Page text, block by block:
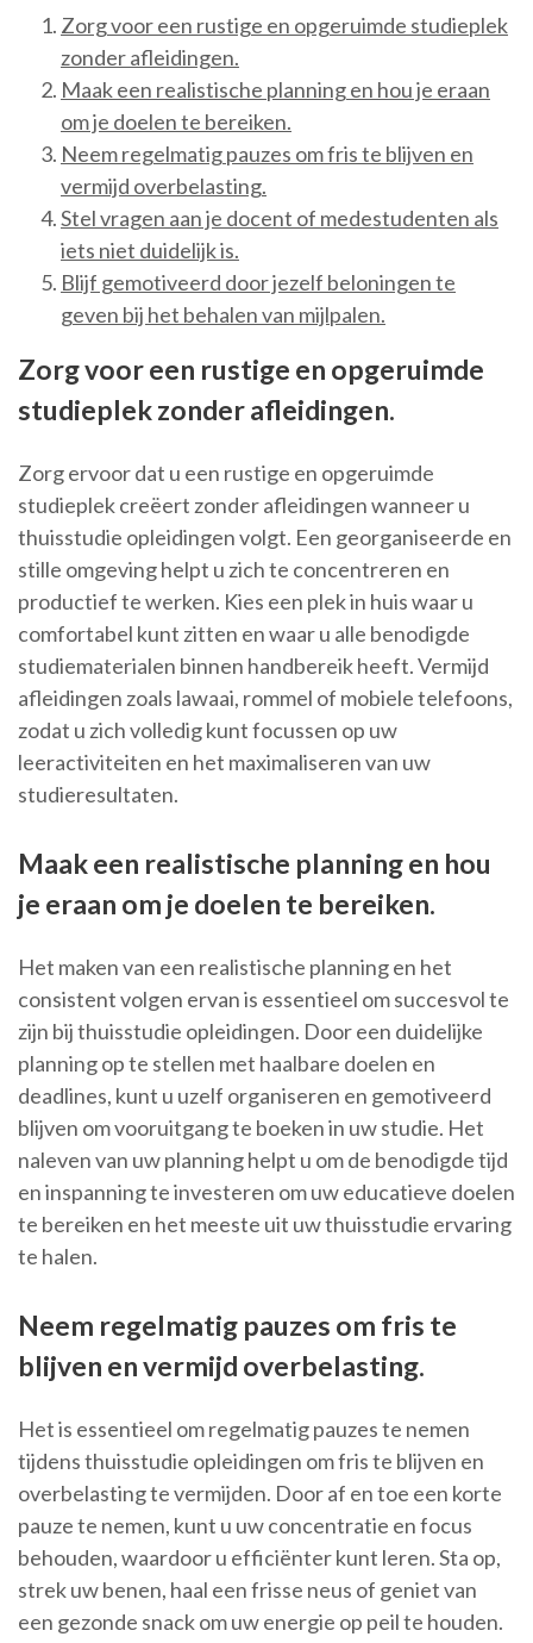
Zorg voor een rustige en opgeruimde studieplek
zonder afleidingen.
Maak een realistische planning en hou je eraan
om je doelen te bereiken.
Neem regelmatig pauzes om fris te blijven en
vermijd overbelasting.
Stel vragen aan je docent of medestudenten als
iets niet duidelijk is.
Blijf gemotiveerd door jezelf beloningen te
geven bij het behalen van mijlpalen.
Zorg voor een rustige en opgeruimde
studieplek zonder afleidingen.
Zorg ervoor dat u een rustige en opgeruimde
studieplek creëert zonder afleidingen wanneer u
thuisstudie opleidingen volgt. Een georganiseerde en
stille omgeving helpt u zich te concentreren en
productief te werken. Kies een plek in huis waar u
comfortabel kunt zitten en waar u alle benodigde
studiematerialen binnen handbereik heeft. Vermijd
afleidingen zoals lawaai, rommel of mobiele telefoons,
zodat u zich volledig kunt focussen op uw
leeractiviteiten en het maximaliseren van uw
studieresultaten.
Maak een realistische planning en hou
je eraan om je doelen te bereiken.
Het maken van een realistische planning en het
consistent volgen ervan is essentieel om succesvol te
zijn bij thuisstudie opleidingen. Door een duidelijke
planning op te stellen met haalbare doelen en
deadlines, kunt u uzelf organiseren en gemotiveerd
blijven om vooruitgang te boeken in uw studie. Het
naleven van uw planning helpt u om de benodigde tijd
en inspanning te investeren om uw educatieve doelen
te bereiken en het meeste uit uw thuisstudie ervaring
te halen.
Neem regelmatig pauzes om fris te
blijven en vermijd overbelasting.
Het is essentieel om regelmatig pauzes te nemen
tijdens thuisstudie opleidingen om fris te blijven en
overbelasting te vermijden. Door af en toe een korte
pauze te nemen, kunt u uw concentratie en focus
behouden, waardoor u efficiënter kunt leren. Sta op,
strek uw benen, haal een frisse neus of geniet van
een gezonde snack om uw energie op peil te houden.